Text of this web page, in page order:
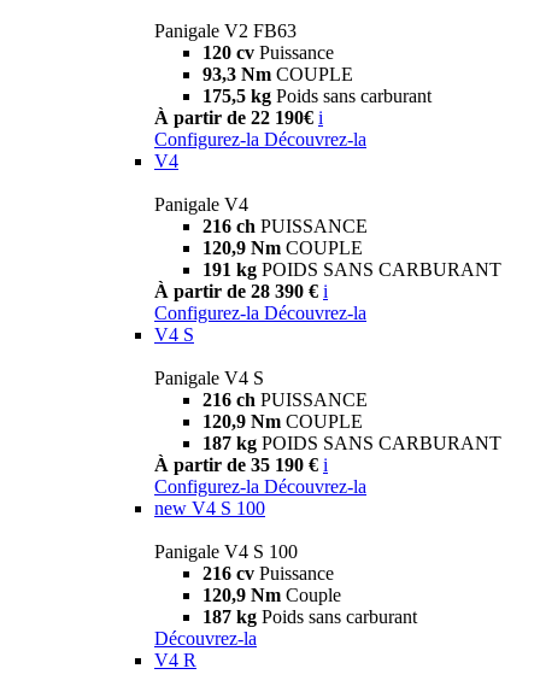
Panigale V2 FB63
120 cv Puissance
93,3 Nm COUPLE
175,5 kg Poids sans carburant
À partir de 22 190€ i
Configurez-la Découvrez-la
V4
Panigale V4
216 ch PUISSANCE
120,9 Nm COUPLE
191 kg POIDS SANS CARBURANT
À partir de 28 390 € i
Configurez-la Découvrez-la
V4 S
Panigale V4 S
216 ch PUISSANCE
120,9 Nm COUPLE
187 kg POIDS SANS CARBURANT
À partir de 35 190 € i
Configurez-la Découvrez-la
new V4 S 100
Panigale V4 S 100
216 cv Puissance
120,9 Nm Couple
187 kg Poids sans carburant
Découvrez-la
V4 R